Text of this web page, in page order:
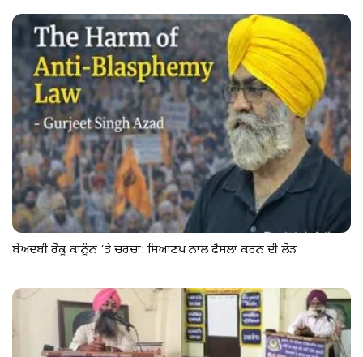
ਬੇਅਦਬੀ ਰੋਕੂ ਕਾਨੂੰਨ ‘ਤੇ ਚਰਚਾ: ਸਿਆਣਪ ਨਾਲ ਫੈਸਲਾ ਕਰਨ ਦੀ ਲੋੜ